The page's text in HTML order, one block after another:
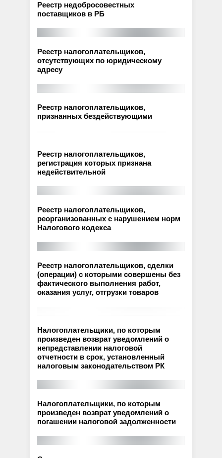
Реестр недобросовестных
поставщиков в РБ
Реестр налогоплательщиков,
отсутствующих по юридическому
адресу
Реестр налогоплательщиков,
признанных бездействующими
Реестр налогоплательщиков,
регистрация которых признана
недействительной
Реестр налогоплательщиков,
реорганизованных с нарушением норм
Налогового кодекса
Реестр налогоплательщиков, сделки
(операции) с которыми совершены без
фактического выполнения работ,
оказания услуг, отгрузки товаров
Налогоплательщики, по которым
произведен возврат уведомлений о
непредставлении налоговой
отчетности в срок, установленный
налоговым законодательством РК
Налогоплательщики, по которым
произведен возврат уведомлений о
погашении налоговой задолженности